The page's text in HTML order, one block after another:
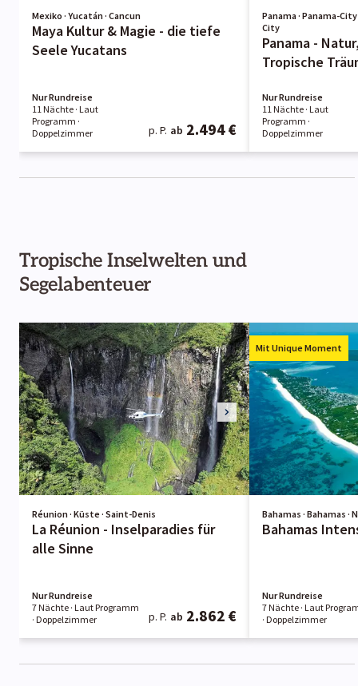
Mexiko · Yucatán · Cancun
Maya Kultur & Magie - die tiefe
Seele Yucatans
Nur Rundreise
11 Nächte · Laut
Programm ·
Doppelzimmer
p. P. ab 2.494 €
Panama · Panama-
City
Panama -
Tropische
Nur Rundreise
11 Nächte · Laut
Programm ·
Doppelzimmer
Tropische Inselwelten und
Segelabenteuer
Réunion · Küste · Saint-Denis
La Réunion - Inselparadies für
alle Sinne
Nur Rundreise
7 Nächte · Laut Programm
· Doppelzimmer
p. P. ab 2.862 €
Mit Unique Moment
Bahamas · Bahamas ·
Bahamas
Nur Rundreise
7 Nächte · Laut
· Doppelzimmer